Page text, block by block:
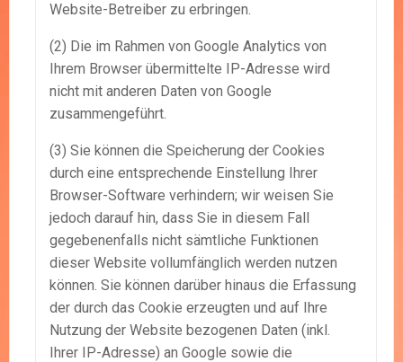
Website-Betreiber zu erbringen.
(2) Die im Rahmen von Google Analytics von
Ihrem Browser übermittelte IP-Adresse wird
nicht mit anderen Daten von Google
zusammengeführt.
(3) Sie können die Speicherung der Cookies
durch eine entsprechende Einstellung Ihrer
Browser-Software verhindern; wir weisen Sie
jedoch darauf hin, dass Sie in diesem Fall
gegebenenfalls nicht sämtliche Funktionen
dieser Website vollumfänglich werden nutzen
können. Sie können darüber hinaus die Erfassung
der durch das Cookie erzeugten und auf Ihre
Nutzung der Website bezogenen Daten (inkl.
Ihrer IP-Adresse) an Google sowie die